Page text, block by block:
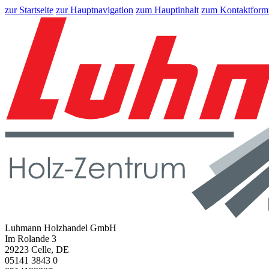
zur Startseite zur Hauptnavigation zum Hauptinhalt zum
Luhmann Holzhandel GmbH
Im Rolande 3
29223 Celle, DE
05141 3843 0